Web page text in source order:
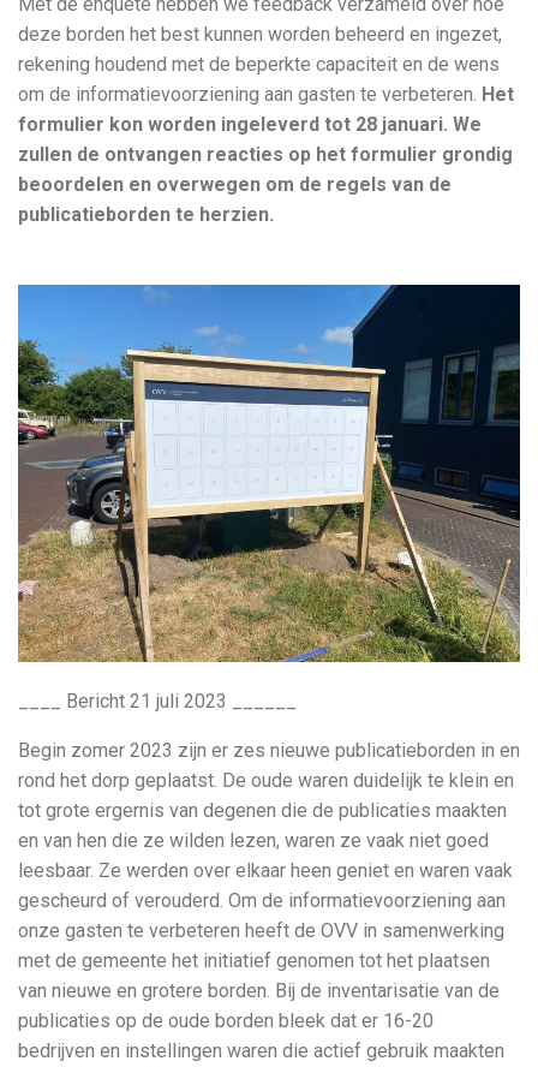
deze borden het best kunnen worden beheerd en ingezet,
rekening houdend met de beperkte capaciteit en de wens
om de informatievoorziening aan gasten te verbeteren. Het
formulier kon worden ingeleverd tot 28 januari. We
zullen de ontvangen reacties op het formulier grondig
beoordelen en overwegen om de regels van de
publicatieborden te herzien.
____ Bericht 21 juli 2023 ______
Begin zomer 2023 zijn er zes nieuwe publicatieborden in en
rond het dorp geplaatst. De oude waren duidelijk te klein en
tot grote ergernis van degenen die de publicaties maakten
en van hen die ze wilden lezen, waren ze vaak niet goed
leesbaar. Ze werden over elkaar heen geniet en waren vaak
gescheurd of verouderd. Om de informatievoorziening aan
onze gasten te verbeteren heeft de OVV in samenwerking
met de gemeente het initiatief genomen tot het plaatsen
van nieuwe en grotere borden. Bij de inventarisatie van de
publicaties op de oude borden bleek dat er 16-20
bedrijven en instellingen waren die actief gebruik maakten